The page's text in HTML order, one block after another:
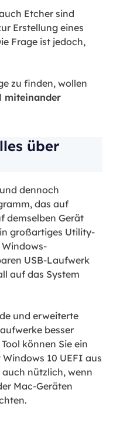
Etcher sind
Erstellung eines
Frage ist jedoch,
zu finden, wollen
miteinander
über
dennoch
das auf
demselben Gerät
großartiges Utility-
USB-Laufwerk
auf das System
und erweiterte
besser
können Sie ein
10 UEFI aus
nützlich, wenn
Mac-Geräten